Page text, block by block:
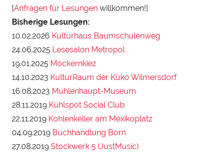
[Anfragen für Lesungen willkommen!]
Bisherige Lesungen:
10.02.2026 Kulturhaus Baumschulenweg
24.06.2025 Lesesalon Metropol
19.01.2025 Möckernkiez
14.10.2023 KulturRaum der Küko Wilmersdorf
16.08.2023 Mühlenhaupt-Museum
28.11.2019 Kühlspot Social Club
22.11.2019 Kohlenkeller am Mexikoplatz
04.09.2019 Buchhandlung Born
27.08.2019 Stockwerk 5 (JustMusic)